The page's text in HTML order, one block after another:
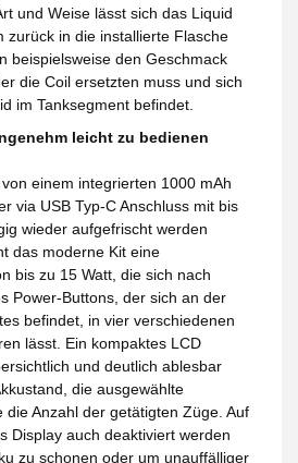
und Weise lässt sich das Liquid
zurück in die installierte Flasche
beispielsweise den Geschmack
die Coil ersetzten muss und sich
im Tanksegment befindet.
leicht zu bedienen
einem integrierten 1000 mAh
via USB Typ-C Anschluss mit bis
wieder aufgefrischt werden
das moderne Kit eine
bis zu 15 Watt, die sich nach
Power-Buttons, der sich an der
befindet, in vier verschiedenen
lässt. Ein kompaktes LCD
und deutlich ablesbar
die ausgewählte
die Anzahl der getätigten Züge. Auf
Display auch deaktiviert werden
zu schonen oder um unauffälliger